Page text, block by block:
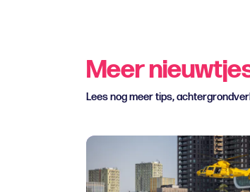
Meer
Lees nog meer tips,